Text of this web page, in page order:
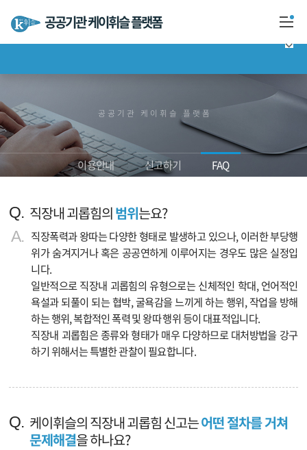
공공기관 케이휘슬 플랫폼
신고하기
결과확인
안심신고·자문센터
Q & A
공공기관 케이휘슬 플랫폼
이용안내 신고하기 FAQ
직장내 괴롭힘의범위는요?
직장폭력과 왕따는 다양한 형태로 발생하고 있으나, 이러한 부당행
위가 숨겨지거나 혹은 공공연하게 이루어지는 경우도 많은 실정입
니다.
일반적으로 직장내 괴롭힘의 유형으로는 신체적인 학대, 언어적인
욕설과 되풀이 되는 협박, 굴욕감을 느끼게 하는 행위, 작업을 방해
하는 행위, 복합적인 폭력 및 왕따 행위 등이 대표적입니다.
직장내 괴롭힘은 종류와 형태가 매우 다양하므로 대처방법을 강구
하기 위해서는 특별한 관찰이 필요합니다.
케이휘슬의 직장내 괴롭힘 신고는어떤 절차를 거쳐
문제해결을 하나요?